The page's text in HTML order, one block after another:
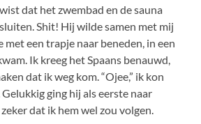
dat het zwembad en de sauna
Shit! Hij wilde samen met mij
met een trapje naar beneden, in een
Ik kreeg het Spaans benauwd,
dat ik weg kom. “Ojee,” ik kon
ging hij als eerste naar
dat ik hem wel zou volgen.